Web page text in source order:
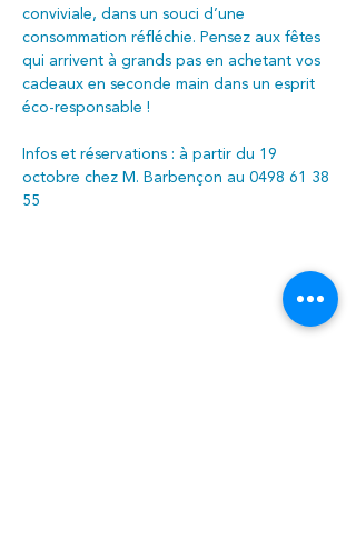
conviviale, dans un souci d’une
consommation réfléchie. Pensez aux fêtes
qui arrivent à grands pas en achetant vos
cadeaux en seconde main dans un esprit
éco-responsable !
Infos et réservations : à partir du 19
octobre chez M. Barbençon au 0498 61 38
55